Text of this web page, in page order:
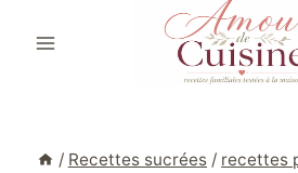
/ Recettes sucrées / recettes